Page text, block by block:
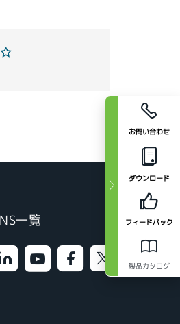
お問い合わせ
ダウンロード
フィードバック
製品カタログ
一覧